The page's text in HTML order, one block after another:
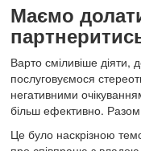
Маємо
Варто сміливіше
послуговуємося
негативними
більш ефективно.
Це було наскрізною